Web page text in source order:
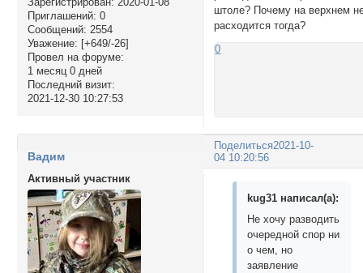
Приглашений: 0
Сообщений: 2554
Уважение: [+649/-26]
Провел на форуме:
1 месяц 0 дней
Последний визит:
2021-12-30 10:27:53
штоле? Почему на верхнем
расходится тогда?
0
Поделиться2021-10-
04 10:20:56
Вадим
Активный участник
kug31 написал(а):
Не хочу разводить
очередной спор ни
о чем, но
заявление